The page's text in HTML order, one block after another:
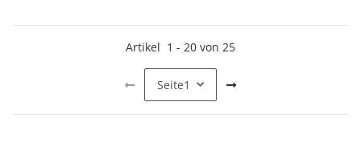
Artikel 1 - 20 von 25
Seite1